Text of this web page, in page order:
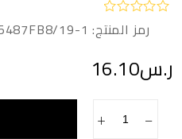
ل
ت
رمز المنتج:5487FB8/19-1
ر.س16.10
−
+